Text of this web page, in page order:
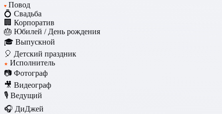
♥ Повод
💍 Свадьба
🏢 Корпоратив
🎂 Юбилей / День рождения
🎓 Выпускной
🎈 Детский праздник
★ Исполнитель
📷 Фотограф
🎥 Видеограф
🎙️ Ведущий
🎧 ДиДжей